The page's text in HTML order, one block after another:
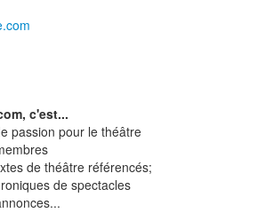
c'est...
passion pour le théâtre
de théâtre référencés;
de spectacles